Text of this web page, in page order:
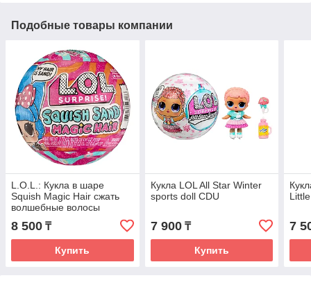
Подобные товары компании
L.O.L.: Кукла в шаре
Squish Magic Hair сжать
волшебные волосы
8 500 ₸
Купить
Кукла LOL All Star Winter
sports doll CDU
7 900₸
Купить
7